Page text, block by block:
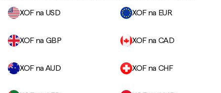
XOF na USD
XOF na EUR
XOF na GBP XOF na CAD
XOF na AUD XOF na CHF